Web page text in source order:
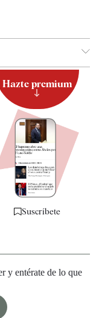
Hazte premium
Suscríbete
y entérate de lo que